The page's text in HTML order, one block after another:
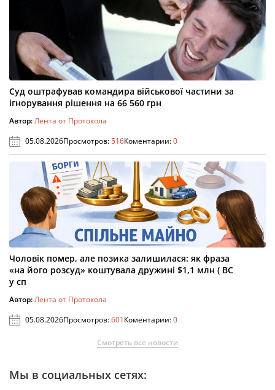
Суд оштрафував командира військової частини за
ігнорування рішення на 66 560 грн
Автор:Лента от Протокола
05.08.2026Просмотров:516Коментарии:0
Чоловік помер, але позика залишилася: як фраза
«на його розсуд» коштувала дружині $1,1 млн ( ВС
у сп
Автор:Лента от Протокола
05.08.2026Просмотров:601Коментарии:0
Смотреть все новости
Мы в социальных сетях: